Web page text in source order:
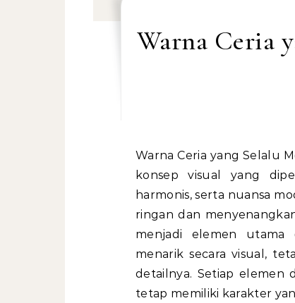
Warna Ceria
Warna Ceria yang Selalu
konsep visual yang
harmonis, serta nuansa
ringan dan
menjadi elemen utama
menarik secara visual,
detailnya. Setiap elemen
tetap memiliki karakter